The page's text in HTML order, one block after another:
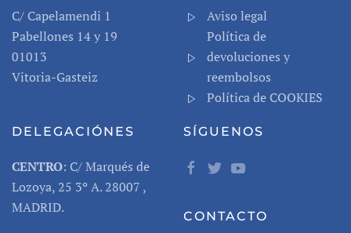
C/ Capelamendi 1
Pabellones 14 y 19
01013
Vitoria-Gasteiz
Aviso legal
Política de
devoluciones y
reembolsos
Política de COOKIES
DELEGACIÓNES
CENTRO: C/ Marqués de
Lozoya, 25 3º A. 28007 ,
MADRID.
SÍGUENOS
CONTACTO